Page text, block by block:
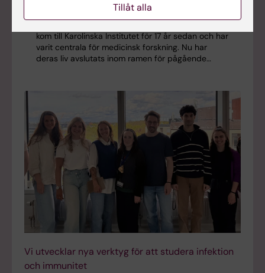
kom till Karolinska Institutet för 17 år sedan och har
varit centrala för medicinsk forskning. Nu har
deras liv avslutats inom ramen för pågående…
Vi utvecklar nya verktyg för att studera infektion
och immunitet
Tillåt alla